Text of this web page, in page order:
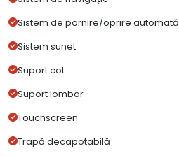
Sistem de pornire/oprire automată
Sistem sunet
Suport cot
Suport lombar
Touchscreen
Trapă decapotabilă